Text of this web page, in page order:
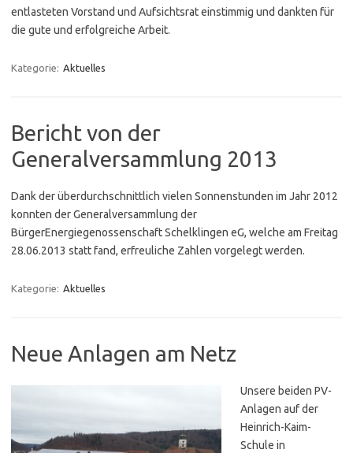
entlasteten Vorstand und Aufsichtsrat einstimmig und dankten für
die gute und erfolgreiche Arbeit.
Kategorie: Aktuelles
Bericht von der
Generalversammlung 2013
Dank der überdurchschnittlich vielen Sonnenstunden im Jahr 2012
konnten der Generalversammlung der
BürgerEnergiegenossenschaft Schelklingen eG, welche am Freitag
28.06.2013 statt fand, erfreuliche Zahlen vorgelegt werden.
Kategorie: Aktuelles
Neue Anlagen am Netz
Unsere beiden PV-
Anlagen auf der
Heinrich-Kaim-
Schule in